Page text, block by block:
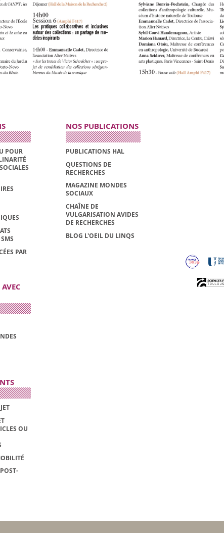
POUR
PAR
OU
NOS PUBLICATIONS
PUBLICATIONS HAL
QUESTIONS DE
RECHERCHES
MAGAZINE MONDES
SOCIAUX
CHAÎNE DE
VULGARISATION AVIDES
DE RECHERCHES
BLOG L'OEIL DU LINQS